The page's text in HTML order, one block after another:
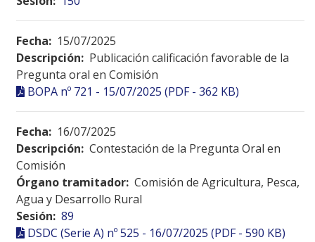
Fecha: 15/07/2025
Descripción: Publicación calificación favorable de la
Pregunta oral en Comisión
BOPA nº 721 - 15/07/2025 (PDF - 362 KB)
Fecha: 16/07/2025
Descripción: Contestación de la Pregunta Oral en
Comisión
Órgano tramitador: Comisión de Agricultura, Pesca,
Agua y Desarrollo Rural
Sesión: 89
DSDC (Serie A) nº 525 - 16/07/2025 (PDF - 590 KB)